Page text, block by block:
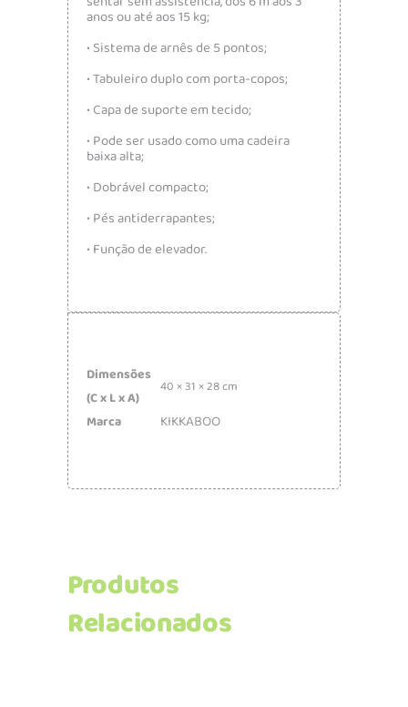
anos ou até aos 15 kg;
• Sistema de arnês de 5 pontos;
• Tabuleiro duplo com porta-copos;
• Capa de suporte em tecido;
• Pode ser usado como uma cadeira
baixa alta;
• Dobrável compacto;
• Pés antiderrapantes;
• Função de elevador.
Dimensões
(C x L x A)
40 × 31 × 28 cm
Marca KIKKABOO
Produtos
Relacionados